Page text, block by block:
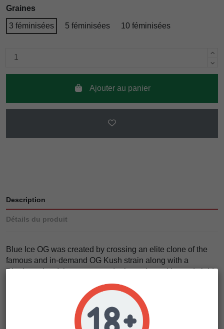
Graines
3 féminisées 5 féminisées 10 féminisées
Ajouter au panier
Description
Détails du produit
Blue Ice OG was created by crossing an elite clone of the
famous and in-demand OG Kush strain along with a
Blueberry Ice. It is a strong and robust plant with good yields
and an incredibly intense flavour. It turns shades of purple
and dark blue when night-time temperatures drop below
Blue Ice OG, at 60% sativa, is not a particularly large plant